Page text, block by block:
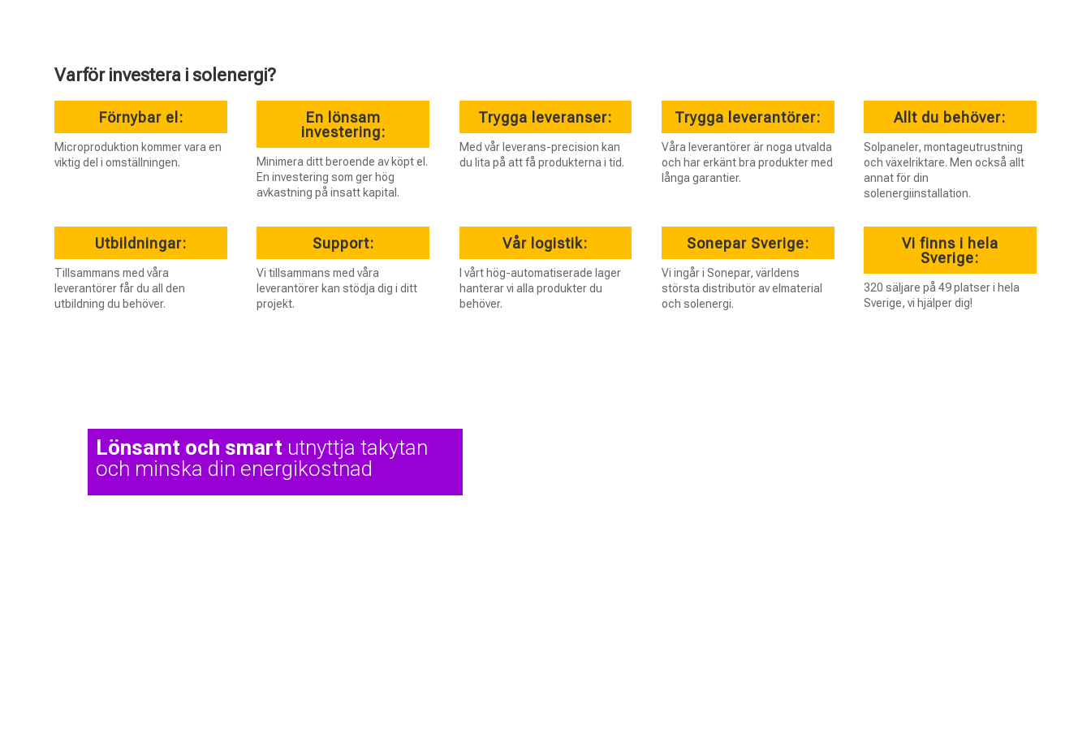
Varför investera i solenergi?
Förnybar el:
Microproduktion kommer vara en
viktig del i omställningen.
En lönsam
investering:
Minimera ditt beroende av köpt el.
En investering som ger hög
avkastning på insatt kapital.
Trygga leveranser:
Med vår leverans-precision kan
du lita på att få produkterna i tid.
Trygga leverantörer:
Våra leverantörer är noga utvalda
och har erkänt bra produkter med
långa garantier.
Allt du behöver:
Solpaneler, montageutrustning
och växelriktare. Men också allt
annat för din
solenergiinstallation.
Utbildningar:
Tillsammans med våra
leverantörer får du all den
utbildning du behöver.
Support:
Vi tillsammans med våra
leverantörer kan stödja dig i ditt
projekt.
Vår logistik:
I vårt hög-automatiserade lager
hanterar vi alla produkter du
behöver.
Sonepar Sverige:
Vi ingår i Sonepar, världens
största distributör av elmaterial
och solenergi.
Vi finns i hela
Sverige:
320 säljare på 49 platser i hela
Sverige, vi hjälper dig!
Lönsamt och smart utnyttja takytan
och minska din energikostnad